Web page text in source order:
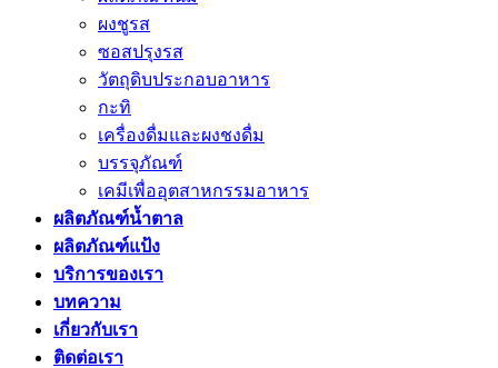
ผงชูรส
ซอสปรุงรส
วัตถุดิบประกอบอาหาร
กะทิ
เครื่องดื่มและผงชงดื่ม
บรรจุภัณฑ์
เคมีเพื่ออุตสาหกรรมอาหาร
ผลิตภัณฑ์น้ำตาล
ผลิตภัณฑ์แป้ง
บริการของเรา
บทความ
เกี่ยวกับเรา
ติดต่อเรา